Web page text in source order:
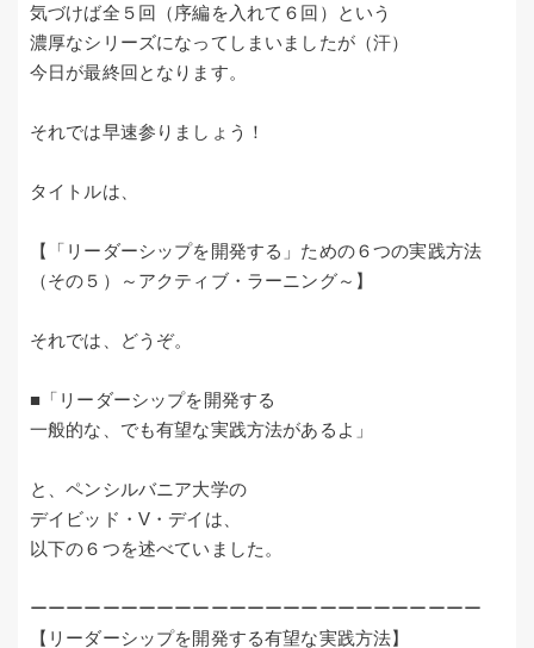
気づけば全５回（序編を入れて６回）という
濃厚なシリーズになってしまいましたが（汗）
今日が最終回となります。
それでは早速参りましょう！
タイトルは、
【「リーダーシップを開発する」ための６つの実践方法
（その５）～アクティブ・ラーニング～】
それでは、どうぞ。
■「リーダーシップを開発する
一般的な、でも有望な実践方法があるよ」
と、ペンシルバニア大学の
デイビッド・V・デイは、
以下の６つを述べていました。
ーーーーーーーーーーーーーーーーーーーーーーーーー
【リーダーシップを開発する有望な実践方法】